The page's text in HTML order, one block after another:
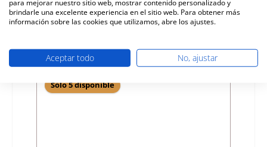
Precio normal:
267,34 €
Disponible, plazo de entrega: 4-6 días
Sólo 5 disponible
para mejorar nuestro sitio web, mostrar contenido personalizado y
brindarle una excelente experiencia en el sitio web. Para obtener más
información sobre las cookies que utilizamos, abre los ajustes.
Aceptar todo No, ajustar